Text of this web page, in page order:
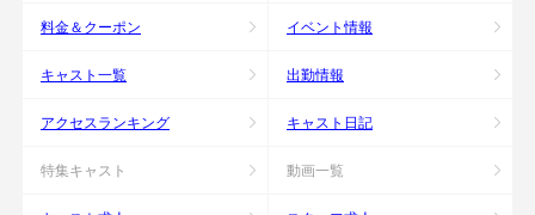
料金＆クーポン イベント情報
キャスト一覧 出勤情報
アクセスランキング キャスト日記
特集キャスト 動画一覧